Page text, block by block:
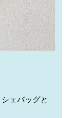
ェバッグと